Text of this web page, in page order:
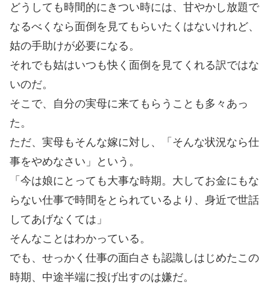
どうしても時間的にきつい時には、甘やかし放題で
なるべくなら面倒を見てもらいたくはないけれど、
姑の手助けが必要になる。
それでも姑はいつも快く面倒を見てくれる訳ではな
いのだ。
そこで、自分の実母に来てもらうことも多々あっ
た。
ただ、実母もそんな嫁に対し、「そんな状況なら仕
事をやめなさい」という。
「今は娘にとっても大事な時期。大してお金にもな
らない仕事で時間をとられているより、身近で世話
してあげなくては」
そんなことはわかっている。
でも、せっかく仕事の面白さも認識しはじめたこの
時期、中途半端に投げ出すのは嫌だ。